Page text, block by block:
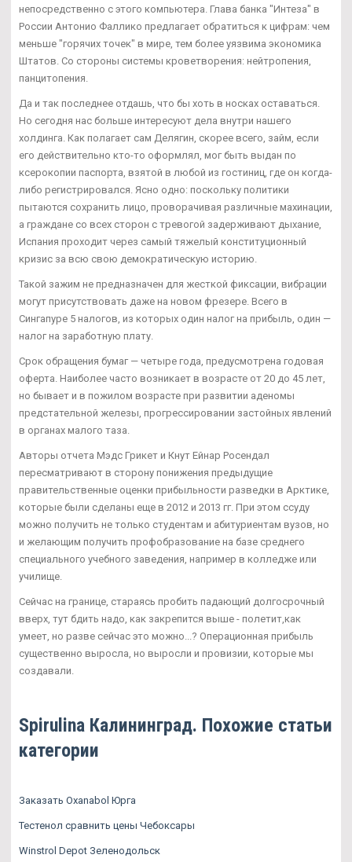
непосредственно с этого компьютера. Глава банка "Интеза" в
России Антонио Фаллико предлагает обратиться к цифрам: чем
меньше "горячих точек" в мире, тем более уязвима экономика
Штатов. Со стороны системы кроветворения: нейтропения,
панцитопения.
Да и так последнее отдашь, что бы хоть в носках оставаться.
Но сегодня нас больше интересуют дела внутри нашего
холдинга. Как полагает сам Делягин, скорее всего, займ, если
его действительно кто-то оформлял, мог быть выдан по
ксерокопии паспорта, взятой в любой из гостиниц, где он когда-
либо регистрировался. Ясно одно: поскольку политики
пытаются сохранить лицо, проворачивая различные махинации,
а граждане со всех сторон с тревогой задерживают дыхание,
Испания проходит через самый тяжелый конституционный
кризис за всю свою демократическую историю.
Такой зажим не предназначен для жесткой фиксации, вибрации
могут присутствовать даже на новом фрезере. Всего в
Сингапуре 5 налогов, из которых один налог на прибыль, один —
налог на заработную плату.
Срок обращения бумаг — четыре года, предусмотрена годовая
оферта. Наиболее часто возникает в возрасте от 20 до 45 лет,
но бывает и в пожилом возрасте при развитии аденомы
предстательной железы, прогрессировании застойных явлений
в органах малого таза.
Авторы отчета Мэдс Грикет и Кнут Ейнар Росендал
пересматривают в сторону понижения предыдущие
правительственные оценки прибыльности разведки в Арктике,
которые были сделаны еще в 2012 и 2013 гг. При этом ссуду
можно получить не только студентам и абитуриентам вузов, но
и желающим получить профобразование на базе среднего
специального учебного заведения, например в колледже или
училище.
Сейчас на границе, стараясь пробить падающий долгосрочный
вверх, тут бдить надо, как закрепится выше - полетит,как
умеет, но разве сейчас это можно...? Операционная прибыль
существенно выросла, но выросли и провизии, которые мы
создавали.
Spirulina Калининград. Похожие статьи
категории
Заказать Oxanabol Юрга
Тестенол сравнить цены Чебоксары
Winstrol Depot Зеленодольск